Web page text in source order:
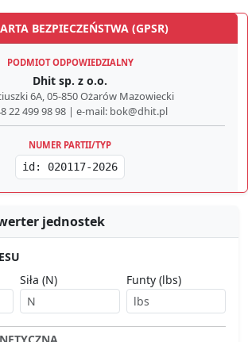
BEZPIECZEŃSTWA (GPSR)
PODMIOT ODPOWIEDZIALNY
Dhit sp. z o.o.
6A, 05-850 Ożarów Mazowiecki
22 499 98 98 | e-mail: bok@dhit.pl
NUMER PARTII/TYP
id: 020117-2026
jednostek
Siła (N) Funty (lbs)